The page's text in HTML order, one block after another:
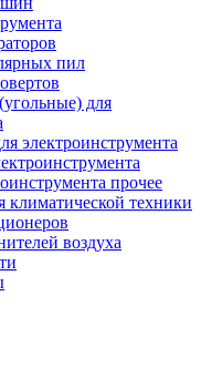
пил
для
электроинструмента
прочее
климатической техники
воздуха